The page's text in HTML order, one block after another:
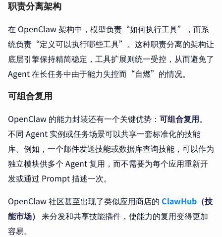
职责分离架构
在 OpenClaw 架构中，模型负责“如何执行工具”，而系
统负责“定义可以执行哪些工具”。这种职责分离的架构让
底层引擎保持精简稳定，工具扩展则统一受控，从而避免了
Agent 在长任务中由于能力失控而“自燃”的情况。
可组合复用
OpenClaw 的能力封装还有一个关键优势： 可组合复用。
不同 Agent 实例或任务场景可以共享一套标准化的技能
库。例如，一个邮件发送技能或数据库查询技能，可以作为
独立模块供多个 Agent 复用，而不需要为每个应用重新开
发或通过 Prompt 描述一次。
OpenClaw 社区甚至出现了类似应用商店的 ClawHub （技
能市场） 来分发和共享技能插件，使能力的复用变得更加
容易。